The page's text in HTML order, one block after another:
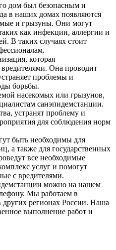
дом был безопасным и
в наших домах появляются
и грызуны. Они могут
как инфекции, аллергии и
В таких случаях стоит
которая
вредителями. Она проводит
проблемы и
борьбы.
насекомых или грызунов,
санэпидемстанции.
устранят проблему и
для соблюдения норм
быть необходимы для
а также для государственных
все необходимые
услуг и помогут
с вредителями.
можно на нашем
Мы работаем в
регионах России. Наша
выполнение работ и